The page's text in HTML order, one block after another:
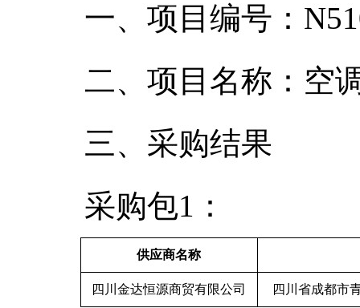
一、项目编号：
二、项目名称：空
三、采购结果
采购包1：
供应商名称
四川金达恒源商贸有限公司 四川省成都市